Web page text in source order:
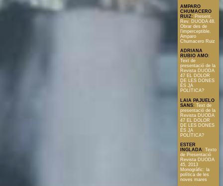
AMPARO
CHUMACERO
RUIZ: Present.
Rev. DUODA 48.
Obrar des de
l’imperceptible.
Amparo
Chumacero Ruiz
ADRIANA
RUBIO AMO:
Text de
presentació de la
Revista DUODA
47 EL DOLOR
DE LES DONES
ÉS JA
POLÍTICA?
LAIA PAJUELO
SANS: Text de
presentació de la
Revista DUODA
47 EL DOLOR
DE LES DONES
ÉS JA
POLÍTICA?
ESTER
INGLADA: Texto
de Presentació
Revista DUODA
45, 2013
Monogràfic: la
política de les
noves mares